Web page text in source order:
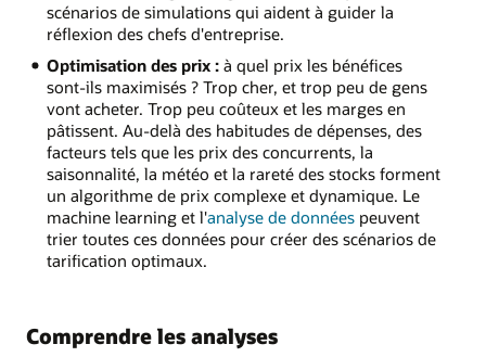
scénarios de simulations qui aident à guider la
réflexion des chefs d'entreprise.
Optimisation des prix :à quel prix les bénéfices
sont-ils maximisés ? Trop cher, et trop peu de gens
vont acheter. Trop peu coûteux et les marges en
pâtissent. Au-delà des habitudes de dépenses, des
facteurs tels que les prix des concurrents, la
saisonnalité, la météo et la rareté des stocks forment
un algorithme de prix complexe et dynamique. Le
machine learning et l'analyse de donnéespeuvent
trier toutes ces données pour créer des scénarios de
tarification optimaux.
Comprendre les analyses